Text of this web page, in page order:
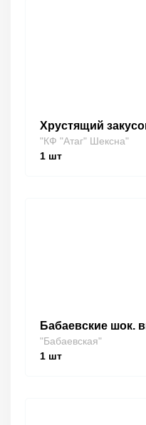
Хрустящий
"КФ "Атаг" Шексна"
1 шт
Бабаевские шок.
"Бабаевская"
1 шт